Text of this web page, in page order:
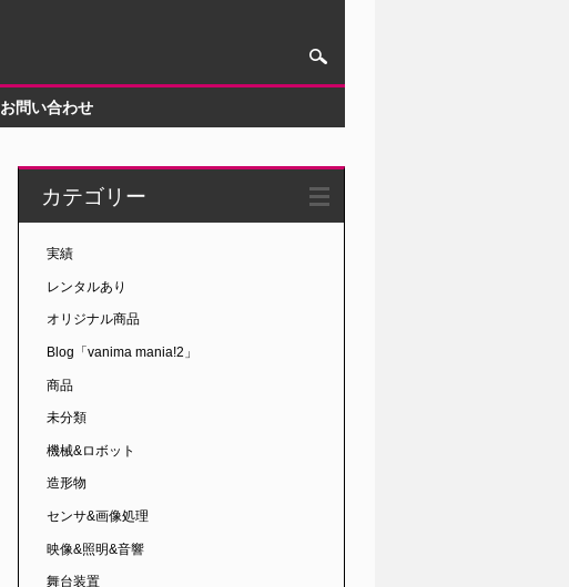
お問い合わせ
カテゴリー
実績
レンタルあり
オリジナル商品
Blog「vanima mania!2」
商品
未分類
機械&ロボット
造形物
センサ&画像処理
映像&照明&音響
舞台装置